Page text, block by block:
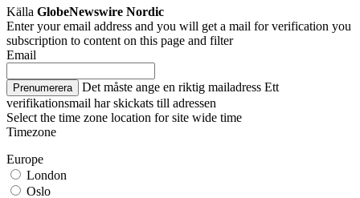
Källa GlobeNewswire Nordic
Enter your email address and you will get a mail for verification you
subscription to content on this page and filter
Email
Prenumerera Det måste ange en riktig mailadress Ett
verifikationsmail har skickats till adressen
Select the time zone location for site wide time
Timezone
Europe
London
Oslo